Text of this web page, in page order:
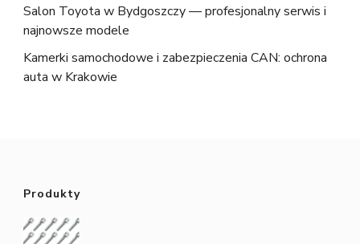
Salon Toyota w Bydgoszczy — profesjonalny serwis i
najnowsze modele
Kamerki samochodowe i zabezpieczenia CAN: ochrona
auta w Krakowie
Produkty